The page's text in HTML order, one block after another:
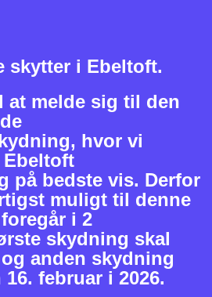
skytter i Ebeltoft.
at melde sig til den
hvor vi
på bedste vis. Derfor
muligt til denne
i 2
skydning skal
anden skydning
februar i 2026.